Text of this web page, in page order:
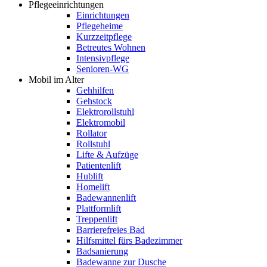
Pflegeeinrichtungen
Einrichtungen
Pflegeheime
Kurzzeitpflege
Betreutes Wohnen
Intensivpflege
Senioren-WG
Mobil im Alter
Gehhilfen
Gehstock
Elektrorollstuhl
Elektromobil
Rollator
Rollstuhl
Lifte & Aufzüge
Patientenlift
Hublift
Homelift
Badewannenlift
Plattformlift
Treppenlift
Barrierefreies Bad
Hilfsmittel fürs Badezimmer
Badsanierung
Badewanne zur Dusche